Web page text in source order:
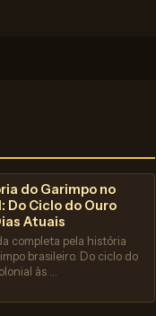
do Garimpo no
Do Ciclo do Ouro
Atuais
completa pela história
brasileiro. Do ciclo do
às …